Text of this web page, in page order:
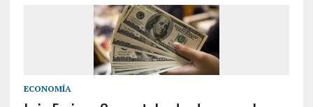
ECONOMÍA